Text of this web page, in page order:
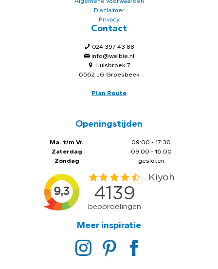
Disclaimer
Privacy
Contact
024 397 43 88
info@welbie.nl
Hulsbroek 7
6562 JG Groesbeek
Plan Route
Openingstijden
Ma. t/m Vr.
Zaterdag
Zondag
09:00 - 17:30
09:00 - 16:00
gesloten
Meer inspiratie